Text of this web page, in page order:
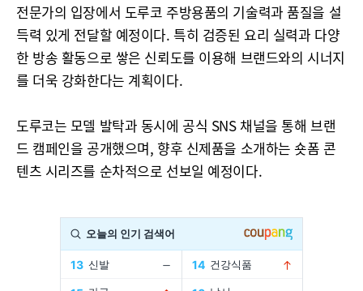
전문가의 입장에서 도루코 주방용품의 기술력과 품질을 설
득력 있게 전달할 예정이다. 특히 검증된 요리 실력과 다양
한 방송 활동으로 쌓은 신뢰도를 이용해 브랜드와의 시너지
를 더욱 강화한다는 계획이다.
도루코는 모델 발탁과 동시에 공식 SNS 채널을 통해 브랜
드 캠페인을 공개했으며, 향후 신제품을 소개하는 숏폼 콘
텐츠 시리즈를 순차적으로 선보일 예정이다.